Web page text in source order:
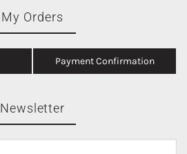
My Orders
Payment Confirmation
Newsletter